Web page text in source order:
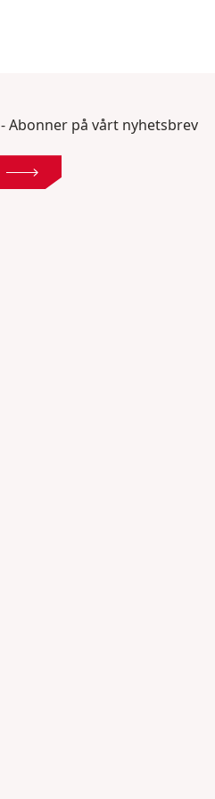
Abonner på vårt nyhetsbrev